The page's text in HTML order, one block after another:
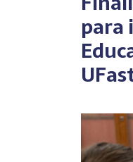
para